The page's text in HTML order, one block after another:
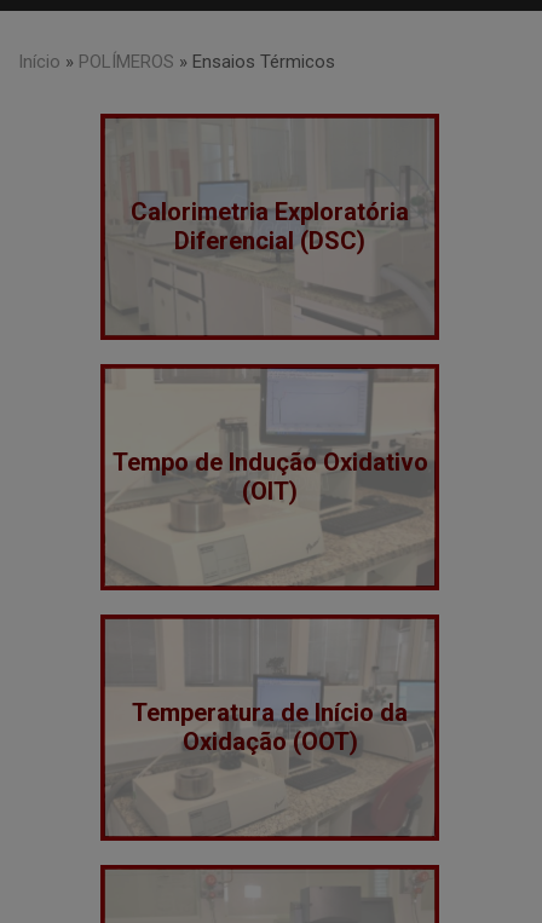
Início » POLÍMEROS » Ensaios Térmicos
Calorimetria Exploratória
Diferencial (DSC)
Tempo de Indução Oxidativo
(OIT)
Temperatura de Início da
Oxidação (OOT)